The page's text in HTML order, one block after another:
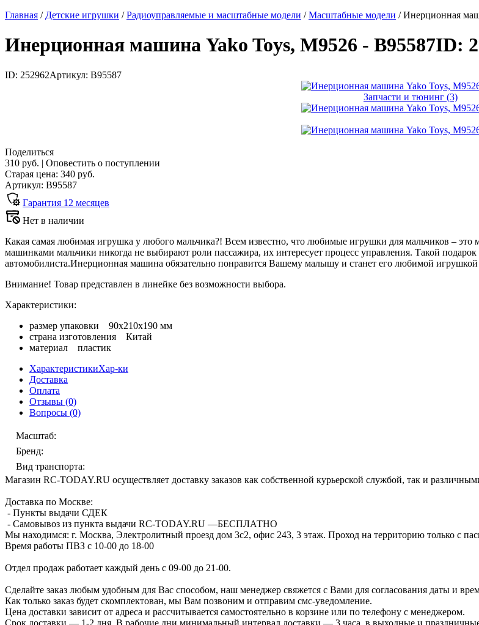
Главная / Детские игрушки /Радиоуправляемые и масштабные модели /Масштабные модели /Инерционная
Инерционная машина Yako Toys, M9526 - В95587ID:
ID: 252962Артикул: В95587
Запчасти и тюнинг (3)
Поделиться
310 руб. | Оповестить о поступлении
Старая цена: 340 руб.
Артикул: В95587
Гарантия 12 месяцев
Нет в наличии
Какая самая любимая игрушка у любого мальчика?! Всем известно, что любимые игрушки для мальчиков –
машинками мальчики никогда не выбирают роли пассажира, их интересует процесс управления. Такой
автомобилиста.Инерционная машина обязательно понравится Вашему малышу и станет его любимой игрушкой
Внимание! Товар представлен в линейке без возможности выбора.
Характеристики:
размер упаковки 90x210x190 мм
страна изготовления Китай
материал пластик
ХарактеристикиХар-ки
Доставка
Оплата
Отзывы (0)
Вопросы (0)
Масштаб:
Бренд:
Вид транспорта:
Магазин RC-TODAY.RU осуществляет доставку заказов как собственной курьерской службой, так и
Доставка по Москве:
- Пункты выдачи СДЕК
- Самовывоз из пункта выдачи RC-TODAY.RU —БЕСПЛАТНО
Мы находимся: г. Москва, Электролитный проезд дом 3с2, офис 243, 3 этаж. Проход на территорию только с
Время работы ПВЗ с 10-00 до 18-00
Отдел продаж работает каждый день с 09-00 до 21-00.
Сделайте заказ любым удобным для Вас способом, наш менеджер свяжется с Вами для согласования даты и
Как только заказ будет скомплектован, мы Вам позвоним и отправим смс-уведомление.
Цена доставки зависит от адреса и рассчитывается самостоятельно в корзине или по телефону с менеджером.
Срок доставки — 1-2 дня. В рабочие дни минимальный интервал доставки — 3 часа, в выходные и